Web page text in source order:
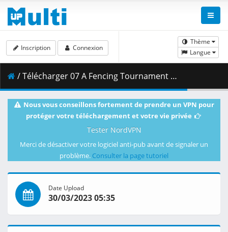
Thème
Langue
Inscription Connexion
/ Télécharger 07 A Fencing Tournament of Intrigue _ Bloodshed.mkv.002 ( 433.47 MB )
Nous vous conseillons fortement de prendre un VPN pour
protéger votre téléchargement et votre vie privée
Tester NordVPN
Merci de désactiver votre logiciel anti-pub avant de signaler un
problème. Consulter la page tutoriel
Date Upload
30/03/2023 05:35